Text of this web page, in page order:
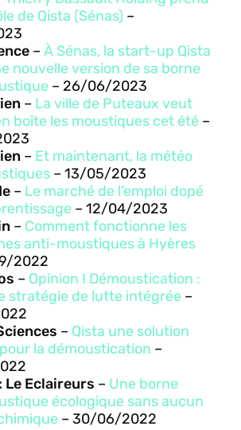
de Qista (Sénas) –
– À Sénas, la start-up Qista
nouvelle version de sa borne
– 26/06/2023
– La ville de Puteaux veut
boîte les moustiques cet été–
– Et maintenant, la météo
– 13/05/2023
– Le marché de l’emploi dopé
– 12/04/2023
– Comment fonctionne les
anti-moustiques à Hyères
2022
– Opinion I Démoustication :
stratégie de lutte intégrée–
– Qista une solution
la démoustication –
Le Eclaireurs – Une borne
écologique sans aucun
– 30/06/2022